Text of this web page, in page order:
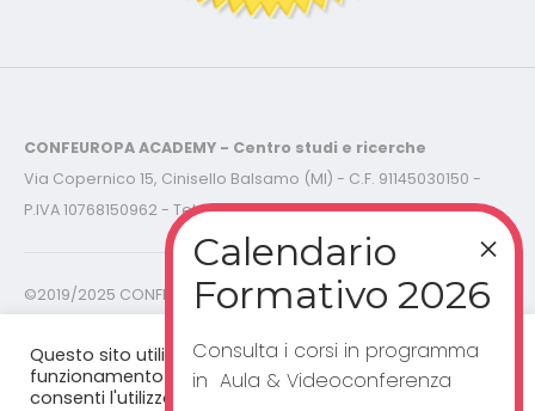
CONFEUROPA ACADEMY - Centro studi e ricerche
10768150962 - Tutti i diritti riservati -
Cookies Policy - Privacy
Questo sito utilizza cookie per un corretto
funzionamento del sito web. Cliccando "accetta”,
consenti l'utilizzo dei cookie.
Consulta i corsi in programma
in Aula & Videoconferenza